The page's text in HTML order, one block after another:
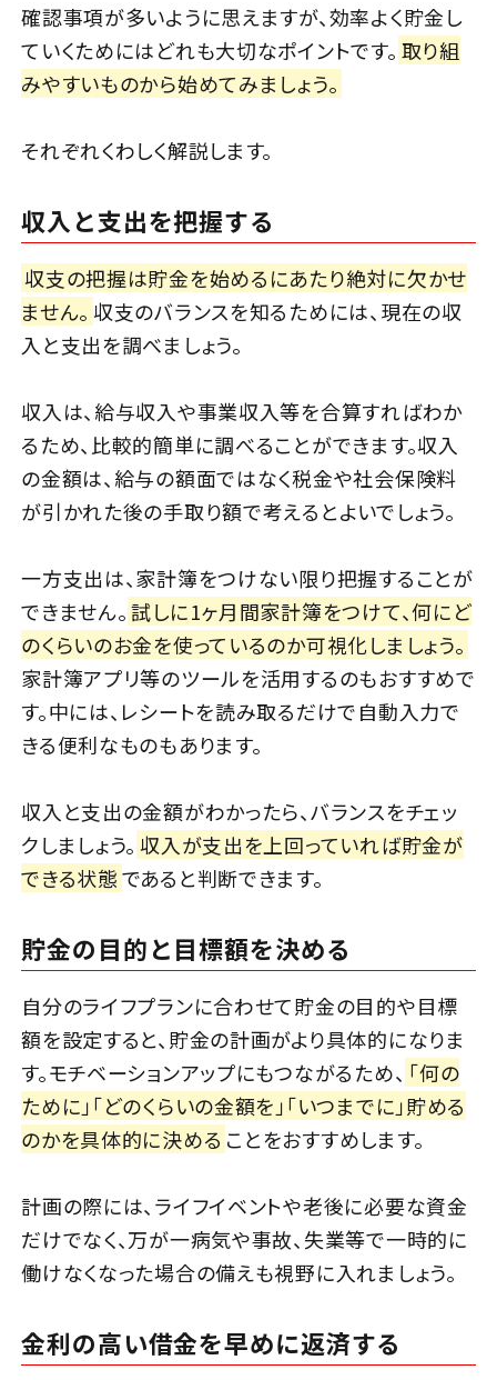
確認事項が多いように思えますが、効率よく貯金し
ていくためにはどれも大切なポイントです。 取り組
みやすいものから始めてみましょう。
それぞれくわしく解説します。
収入と支出を把握する
収支の把握は貯金を始めるにあたり絶対に欠かせ
ません。 収支のバランスを知るためには、現在の収
入と支出を調べましょう。
収入は、給与収入や事業収入等を合算すればわか
るため、比較的簡単に調べることができます。収入
の金額は、給与の額面ではなく税金や社会保険料
が引かれた後の手取り額で考えるとよいでしょう。
一方支出は、家計簿をつけない限り把握することが
できません。 試しに1ヶ月間家計簿をつけて、何にど
のくらいのお金を使っているのか可視化しましょう。
家計簿アプリ等のツールを活用するのもおすすめで
す。中には、レシートを読み取るだけで自動入力で
きる便利なものもあります。
収入と支出の金額がわかったら、バランスをチェッ
クしましょう。 収入が支出を上回っていれば貯金が
できる状態であると判断できます。
貯金の目的と目標額を決める
自分のライフプランに合わせて貯金の目的や目標
額を設定すると、貯金の計画がより具体的になりま
す。モチベーションアップにもつながるため、 「何の
ために」「どのくらいの金額を」「いつまでに」貯める
のかを具体的に決める ことをおすすめします。
計画の際には、ライフイベントや老後に必要な資金
だけでなく、万が一病気や事故、失業等で一時的に
働けなくなった場合の備えも視野に入れましょう。
金利の高い借金を早めに返済する